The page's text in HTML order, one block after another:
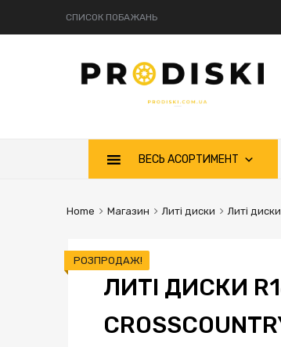
СПИСОК ПОБАЖАНЬ
ВЕСЬ АСОРТИМЕНТ
Home Магазин Литі диски Литі диски
ЛИТІ ДИСКИ
РОЗПРОДАЖ!